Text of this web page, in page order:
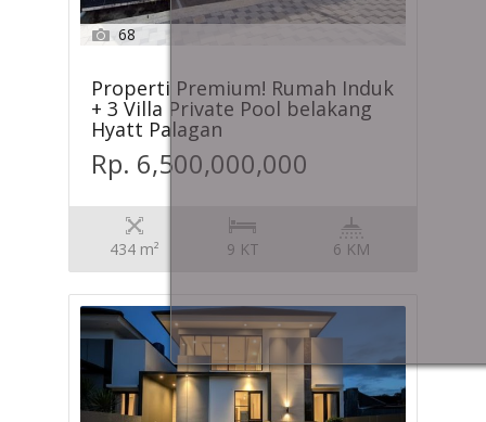
68
Properti Premium! Rumah Induk
+ 3 Villa Private Pool belakang
Hyatt Palagan
Rp. 6,500,000,000
434 m² 9 KT 6 KM